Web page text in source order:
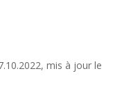
mis à jour le